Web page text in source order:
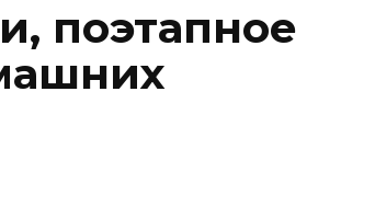
поэтапное